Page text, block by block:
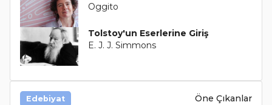
Oggito
Tolstoy'un Eserlerine Giriş
E. J. J. Simmons
Edebiyat Öne Çıkanlar